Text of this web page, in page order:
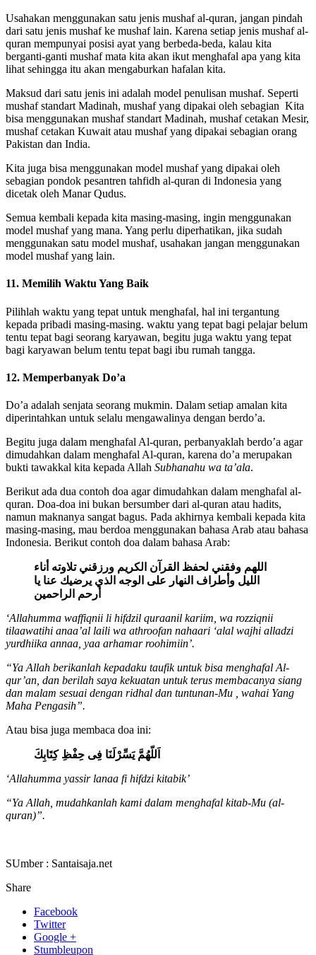
Usahakan menggunakan satu jenis mushaf al-quran, jangan pindah
dari satu jenis mushaf ke mushaf lain. Karena setiap jenis mushaf al-
quran mempunyai posisi ayat yang berbeda-beda, kalau kita
berganti-ganti mushaf mata kita akan ikut menghafal apa yang kita
lihat sehingga itu akan mengaburkan hafalan kita.
Maksud dari satu jenis ini adalah model penulisan mushaf. Seperti
mushaf standart Madinah, mushaf yang dipakai oleh sebagian Kita
bisa menggunakan mushaf standart Madinah, mushaf cetakan Mesir,
mushaf cetakan Kuwait atau mushaf yang dipakai sebagian orang
Pakistan dan India.
Kita juga bisa menggunakan model mushaf yang dipakai oleh
sebagian pondok pesantren tahfidh al-quran di Indonesia yang
dicetak oleh Manar Qudus.
Semua kembali kepada kita masing-masing, ingin menggunakan
model mushaf yang mana. Yang perlu diperhatikan, jika sudah
menggunakan satu model mushaf, usahakan jangan menggunakan
model mushaf yang lain.
11. Memilih Waktu Yang Baik
Pilihlah waktu yang tepat untuk menghafal, hal ini tergantung
kepada pribadi masing-masing. waktu yang tepat bagi pelajar belum
tentu tepat bagi seorang karyawan, begitu juga waktu yang tepat
bagi karyawan belum tentu tepat bagi ibu rumah tangga.
12. Memperbanyak Do’a
Do’a adalah senjata seorang mukmin. Dalam setiap amalan kita
diperintahkan untuk selalu mengawalinya dengan berdo’a.
Begitu juga dalam menghafal Al-quran, perbanyaklah berdo’a agar
dimudahkan dalam menghafal Al-quran, karena do’a merupakan
bukti tawakkal kita kepada Allah Subhanahu wa ta’ala.
Berikut ada dua contoh doa agar dimudahkan dalam menghafal al-
quran. Doa-doa ini bukan bersumber dari al-quran atau hadits,
namun maknanya sangat bagus. Pada akhirnya kembali kepada kita
masing-masing, mau berdoa menggunakan bahasa Arab atau bahasa
Indonesia. Berikut contoh doa dalam bahasa Arab:
اللهم وفقني لحفظ القرآن الكريم ورزقني تلاوته أناء
الليل وأطراف النهار على الوجه الذي يرضيك عنا يا
أرحم الراحمين
‘Allahumma waffiqnii li hifdzil quraanil kariim, wa rozziqnii
tilaawatihi anaa’al laili wa athroofan nahaari ‘alal wajhi alladzi
yurdhiika annaa, yaa arhamar roohimiin’.
“Ya Allah berikanlah kepadaku taufik untuk bisa menghafal Al-
qur’an, dan berilah saya kekuatan untuk terus membacanya siang
dan malam sesuai dengan ridhal dan tuntunan-Mu , wahai Yang
Maha Pengasih”.
Atau bisa juga membaca doa ini:
اَللّهُمَّ يَسِّرْلَنَا فِى حِفْظِ كِتَابِكَ
‘Allahumma yassir lanaa fi hifdzi kitabik’
“Ya Allah, mudahkanlah kami dalam menghafal kitab-Mu (al-
quran)”.
SUmber : Santaisaja.net
Share
Facebook
Twitter
Google +
Stumbleupon